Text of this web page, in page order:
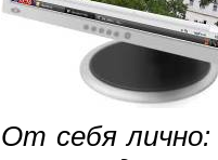
От себя